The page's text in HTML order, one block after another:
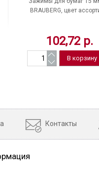
BRAUBERG, цвет
102,72 р.
Контакты